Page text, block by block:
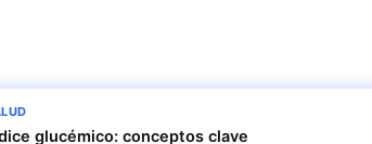
glucémico: conceptos clave